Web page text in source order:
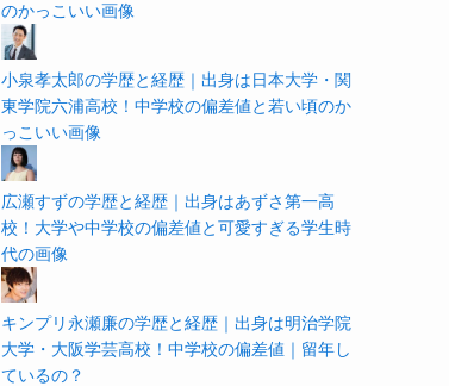
のかっこいい画像
小泉孝太郎の学歴と経歴｜出身は日本大学・関
東学院六浦高校！中学校の偏差値と若い頃のか
っこいい画像
広瀬すずの学歴と経歴｜出身はあずさ第一高
校！大学や中学校の偏差値と可愛すぎる学生時
代の画像
キンプリ永瀬廉の学歴と経歴｜出身は明治学院
大学・大阪学芸高校！中学校の偏差値｜留年し
ているの？